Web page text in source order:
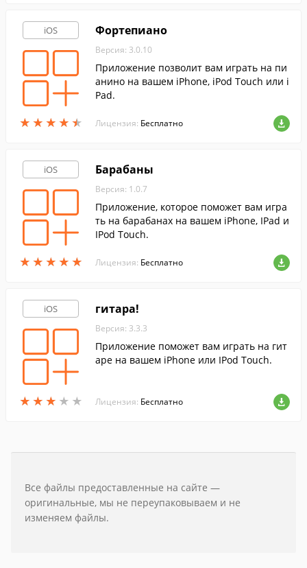
iOS
★ ★ ★ ★ ★
★ ★ ★ ★ ★
Фортепиано
Версия: 3.0.10
Приложение позволит вам играть на пи
анино на вашем iPhone, iPod Touch или i
Pad.
Лицензия: Бесплатно
iOS
★ ★ ★ ★ ★
★ ★ ★ ★ ★
Барабаны
Версия: 1.0.7
Приложение, которое поможет вам игра
ть на барабанах на вашем iPhone, IPad и
IPod Touch.
Лицензия: Бесплатно
iOS
★ ★ ★ ★ ★
★ ★ ★ ★ ★
гитара!
Версия: 3.3.3
Приложение поможет вам играть на гит
аре на вашем iPhone или IPod Touch.
Лицензия: Бесплатно
Все файлы предоставленные на сайте —
оригинальные, мы не переупаковываем и не
изменяем файлы.